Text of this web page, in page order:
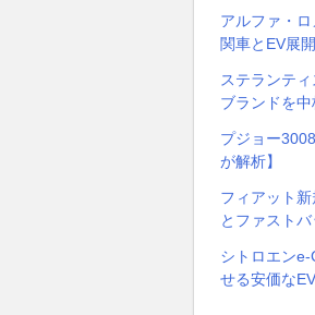
アルファ・
関車とEV展開
ステランテ
ブランドを中
プジョー
が解析】
フィアット
とファスト
シトロエン
せる安価な